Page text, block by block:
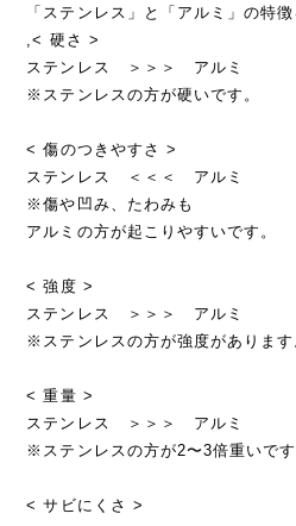
「ステンレス」と「アルミ」の特
,< 硬さ >
ステンレス ＞＞＞ アルミ
※ステンレスの方が硬いです。
< 傷のつきやすさ >
ステンレス ＜＜＜ アルミ
※傷や凹み、たわみも
アルミの方が起こりやすいです。
< 強度 >
ステンレス ＞＞＞ アルミ
※ステンレスの方が強度があります
< 重量 >
ステンレス ＞＞＞ アルミ
※ステンレスの方が2〜3倍重いです
< サビにくさ >